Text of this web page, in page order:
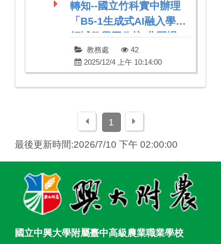
轉知--國立竹科實中辦理
「B5-1生成式AI融入學科
領域教學工作坊-北區場」
教務處
42
2025/12/4 上午 10:14:00
上一頁1 下一頁
最後更新時間:2026/7/10 下午 02:00:00
國立中興大學附屬臺中高級農業職業學校